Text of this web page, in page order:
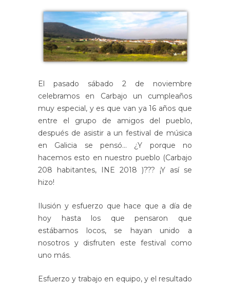
El pasado sábado 2 de noviembre
celebramos en Carbajo un cumpleaños
muy especial, y es que van ya 16 años que
entre el grupo de amigos del pueblo,
después de asistir a un festival de música
en Galicia se pensó… ¿Y porque no
hacemos esto en nuestro pueblo (Carbajo
208 habitantes, INE 2018 )??? ¡Y así se
hizo!
Ilusión y esfuerzo que hace que a día de
hoy hasta los que pensaron que
estábamos locos, se hayan unido a
nosotros y disfruten este festival como
uno más.
Esfuerzo y trabajo en equipo, y el resultado